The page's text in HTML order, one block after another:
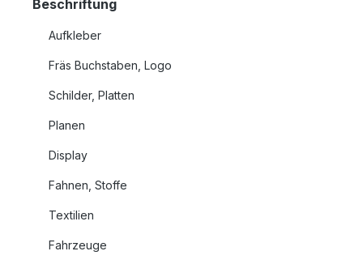
Beschriftung
Aufkleber
Fräs Buchstaben, Logo
Schilder, Platten
Planen
Display
Fahnen, Stoffe
Textilien
Fahrzeuge